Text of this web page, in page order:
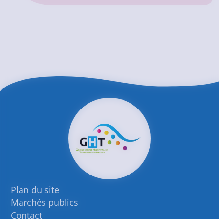
Plan du site
Marchés publics
Contact